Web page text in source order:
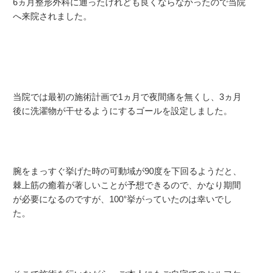
へ来院されました。
当院では最初の施術計画で1ヵ月で夜間痛を無くし、3ヵ月
後に洗濯物が干せるようにするゴールを設定しました。
腕をまっすぐ挙げた時の可動域が90度を下回るようだと、
棘上筋の癒着が著しいことが予想できるので、かなり期間
が必要になるのですが、100°挙がっていたのは幸いでし
た。